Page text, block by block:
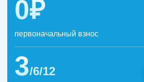
0₽
первоначальный взнос
3/6/12